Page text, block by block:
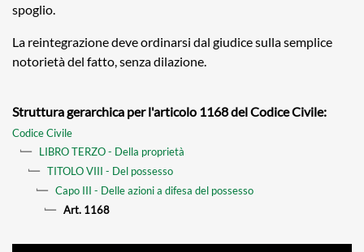
spoglio.
La reintegrazione deve ordinarsi dal giudice sulla semplice
notorietà del fatto, senza dilazione.
Struttura gerarchica per l'articolo 1168 del Codice Civile:
Codice Civile
LIBRO TERZO - Della proprietà
TITOLO VIII - Del possesso
Capo III - Delle azioni a difesa del possesso
Art. 1168